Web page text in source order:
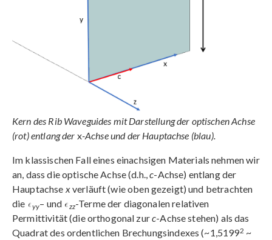
Kern des Rib Waveguides mit Darstellung der optischen Achse
(rot) entlang der x-Achse und der Hauptachse (blau).
Im klassischen Fall eines einachsigen Materials nehmen wir
an, dass die optische Achse (d.h.,c-Achse) entlang der
Hauptachse xverläuft (wie oben gezeigt) und betrachten
die
yy– und zz-Terme der diagonalen relativen
Permittivität (die orthogonal zurc-Achse stehen) als das
Quadrat des ordentlichen Brechungsindexes (~1,51992 ~